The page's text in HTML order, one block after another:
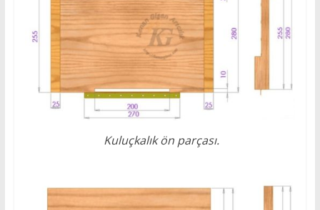
Kuluçkalık ön parçası.